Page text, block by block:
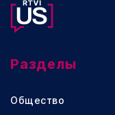
Разделы
Общество